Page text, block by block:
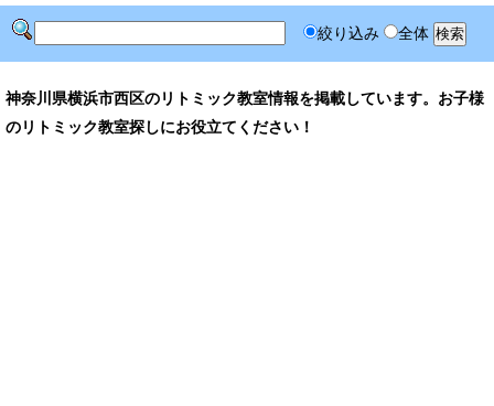
絞り込み 全体
神奈川県横浜市西区のリトミック教室情報を掲載しています。お子様
のリトミック教室探しにお役立てください！